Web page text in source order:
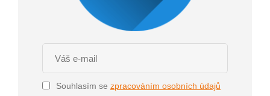
Souhlasím se zpracováním osobních údajů